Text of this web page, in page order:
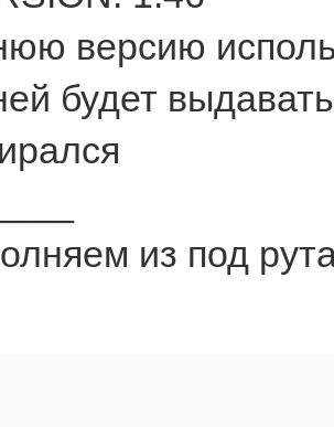
версию
будет
из под